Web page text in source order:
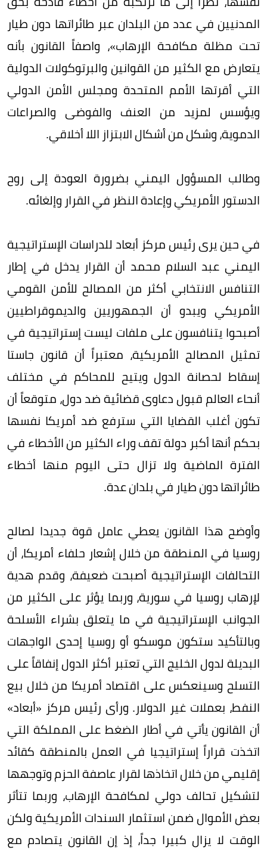
المدنيين في عدد من البلدان عبر طائراتها دون طيار
تحت مظلة مكافحة الإرهاب»، واصفاً القانون بأنه
يتعارض مع الكثير من القوانين والبرتوكولات الدولية
التي أقرتها الأمم المتحدة ومجلس الأمن الدولي
ويؤسس لمزيد من العنف والفوضى والصراعات
الدموية، وشكل من أشكال الابتزاز اللا أخلاقي.
وطالب المسؤول اليمني بضرورة العودة إلى روح
الدستور الأمريكي وإعادة النظر في القرار وإلغائه.
في حين يرى رئيس مركز أبعاد للدراسات الإستراتيجية
اليمني عبد السلام محمد أن القرار يدخل في إطار
التنافس الانتخابي أكثر من المصالح للأمن القومي
الأمريكي ويبدو أن الجمهوريين والديموقراطيين
أصبحوا يتنافسون على ملفات ليست إستراتيجية في
تمثيل المصالح الأمريكية، معتبراً أن قانون جاستا
إسقاط لحصانة الدول ويتيح للمحاكم في مختلف
أنحاء العالم قبول دعاوى قضائية ضد دول، متوقعاً أن
تكون أغلب القضايا التي سترفع ضد أمريكا نفسها
بحكم أنها أكبر دولة تقف وراء الكثير من الأخطاء في
الفترة الماضية ولا تزال حتى اليوم منها أخطاء
طائراتها دون طيار في بلدان عدة.
وأوضح هذا القانون يعطي عامل قوة جديدا لصالح
روسيا في المنطقة من خلال إشعار حلفاء أمريكا، أن
التحالفات الإستراتيجية أصبحت ضعيفة، وقدم هدية
لإرهاب روسيا في سورية، وربما يؤثر على الكثير من
الجوانب الإستراتيجية في ما يتعلق بشراء الأسلحة
وبالتأكيد ستكون موسكو أو روسيا إحدى الواجهات
البديلة لدول الخليج التي تعتبر أكثر الدول إنفاقاً على
التسلح وسينعكس على اقتصاد أمريكا من خلال بيع
النفط، بعملات غير الدولار. ورأى رئيس مركز «أبعاد»
أن القانون يأتي في أطار الضغط على المملكة التي
اتخذت قراراً إستراتيجيا في العمل بالمنطقة كقائد
إقليمي من خلال اتخاذها لقرار عاصفة الحزم وتوجهها
لتشكيل تحالف دولي لمكافحة الإرهاب، وربما تتأثر
بعض الأموال ضمن استثمار السندات الأمريكية ولكن
الوقت لا يزال كبيرا جداً، إذ إن القانون يتصادم مع